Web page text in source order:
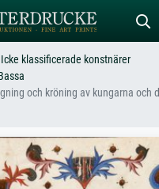
AI-
eller stil –
naken.
oljemålning, stående
träd.
Icke klassificerade konstnärer
och kröning av kungarna och